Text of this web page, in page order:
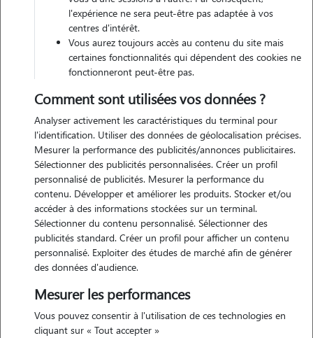
Motivation
infirmière et grande amoureuse des animaux, j'ai toujours été très
sensible au bien-être de nos compagnons à 4 pattes. j'aime leur
compagnie, leur fidélité, leur énergie et leur sensibilité. je suis une
personne douce, calme et attentive, et prendre soin d'un animal est
pour moi un vrai plaisir, jamais une contrainte. Étant ponctuellement
visites à domicile. c'est aussi une belle façon pour moi d'allier mon
amour des animaux, mon sens du soin, et mon temps libre actuel.
l'expérience ne sera peut-être pas adaptée à vos
centres d'intérêt.
Vous aurez toujours accès au contenu du site mais
certaines fonctionnalités qui dépendent des cookies ne
fonctionneront peut-être pas.
Comment sont utilisées vos données ?
Analyser activement les caractéristiques du terminal pour
l'identification. Utiliser des données de géolocalisation précises.
Mesurer la performance des publicités/annonces publicitaires.
Sélectionner des publicités personnalisées. Créer un profil
personnalisé de publicités. Mesurer la performance du
contenu. Développer et améliorer les produits. Stocker et/ou
accéder à des informations stockées sur un terminal.
Sélectionner du contenu personnalisé. Sélectionner des
publicités standard. Créer un profil pour afficher un contenu
personnalisé. Exploiter des études de marché afin de générer
des données d'audience.
Mesurer les performances
Vous pouvez consentir à l'utilisation de ces technologies en
cliquant sur « Tout accepter »